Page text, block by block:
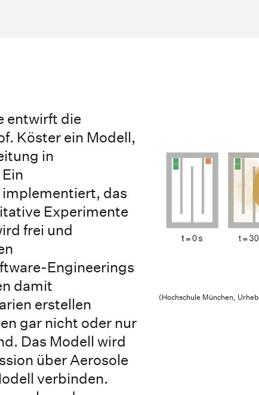
(Hochschule München,
entwirft die
Köster ein Modell,
in
das
Experimente
frei und
Engineerings
damit
erstellen
gar nicht oder nur
Das Modell wird
über Aerosole
verbinden.